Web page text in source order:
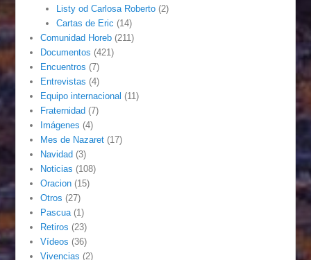
Listy od Carlosa Roberto(2)
Cartas de Eric (14)
Comunidad Horeb (211)
Documentos (421)
Encuentros (7)
Entrevistas (4)
Equipo internacional (11)
Fraternidad (7)
Imágenes (4)
Mes de Nazaret (17)
Navidad (3)
Noticias (108)
Oracion (15)
Otros (27)
Pascua (1)
Retiros (23)
Vídeos (36)
Vivencias (2)